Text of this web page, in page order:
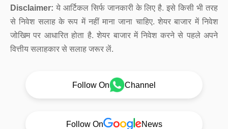
Disclaimer: ये आर्टिकल सिर्फ जानकारी के लिए है. इसे किसी भी तरह
से निवेश सलाह के रूप में नहीं माना जाना चाहिए. शेयर बाजार में निवेश
जोखिम पर आधारित होता है. शेयर बाजार में निवेश करने से पहले अपने
वित्तीय सलाहकार से सलाह जरूर लें.
Follow On Channel
Follow On News